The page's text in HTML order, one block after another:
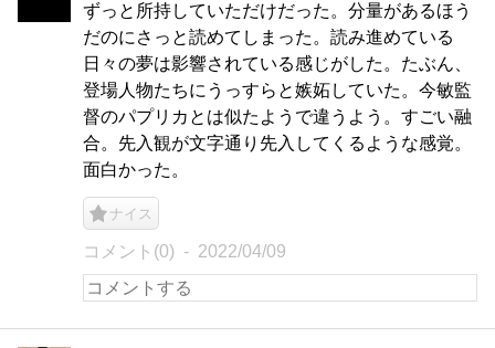
ずっと所持していただけだった。分量があるほう
だのにさっと読めてしまった。読み進めている
日々の夢は影響されている感じがした。たぶん、
登場人物たちにうっすらと嫉妬していた。今敏監
督のパプリカとは似たようで違うよう。すごい融
合。先入観が文字通り先入してくるような感覚。
面白かった。
ナイス
コメント(0) 2022/04/09